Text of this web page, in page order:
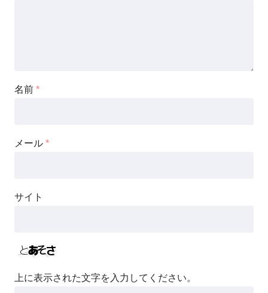
名前 *
メール *
サイト
上に表示された文字を入力してください。